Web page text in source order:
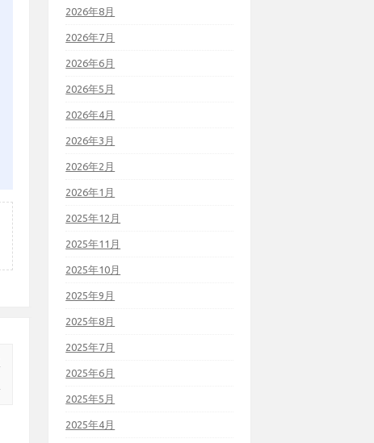
2026年8月
2026年7月
2026年6月
2026年5月
2026年4月
2026年3月
2026年2月
2026年1月
2025年12月
2025年11月
2025年10月
2025年9月
2025年8月
2025年7月
2025年6月
2025年5月
2025年4月